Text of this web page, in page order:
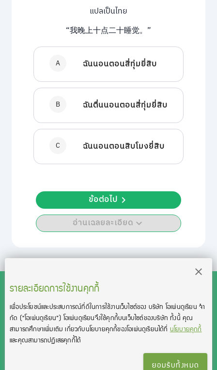
แปลเป็นไทย
“我晚上十点二十睡觉。”
A ฉันนอนตอนสี่ทุ่มยี่สิบ
B ฉันตื่นนอนตอนสี่ทุ่มยี่สิบ
C ฉันนอนตอนสิบโมงยี่สิบ
อ่านเฉลยละเอียด
ข้อต่อไป
รายละเอียดการใช้งานคุกกี้
เพื่อประโยชน์และประสบการณ์ที่ดีในการใช้งานเว็บไซต์ของ บริษัท โอเพ่นดูเรียน จํา
กัด (“โอเพ่นดูเรียน”)โอเพ่นดูเรียนจึงใช้คุกกี้บนเว็บไซต์ของบริษัท ทั้งนี้ คุณ
สามารถศึกษาเพิ่มเติม เกี่ยวกับนโยบายคุกกี้ของโอเพ่นดูเรียนได้ที่นโยบายคุกกี้
และคุณสามารถปฏิเสธคุกกี้ได้
ยอมรับทั้งหมด
สงวนลิขสิทธิ์โดย บริษัท โอเพ่นดูเรียน จำกัด 2021 ©︎ OpenDurian
Co., Ltd.
TOEIC® and TOEFL® are registered trademarks of Educational Testing
ติดต่อเรา